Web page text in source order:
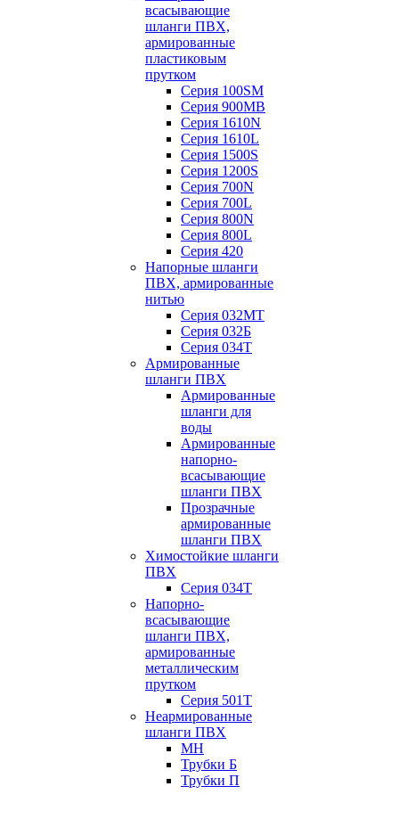
всасывающие
шланги ПВХ,
армированные
пластиковым
прутком
Серия 100SM
Серия 900MB
Серия 1610N
Серия 1610L
Серия 1500S
Серия 1200S
Серия 700N
Серия 700L
Серия 800N
Серия 800L
Серия 420
Напорные шланги
ПВХ, армированные
нитью
Серия 032МТ
Серия 032Б
Серия 034Т
Армированные
шланги ПВХ
Армированные
шланги для
воды
Армированные
напорно-
всасывающие
шланги ПВХ
Прозрачные
армированные
шланги ПВХ
Химостойкие шланги
ПВХ
Серия 034Т
Напорно-
всасывающие
шланги ПВХ,
армированные
металлическим
прутком
Серия 501T
Неармированные
шланги ПВХ
МН
Трубки Б
Трубки П